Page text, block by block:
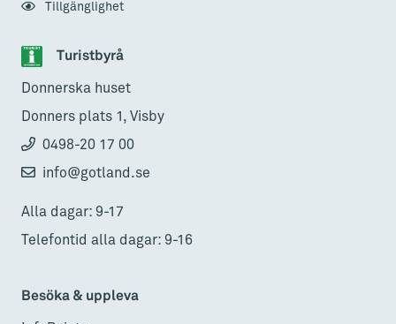
Turistbyrå
Donnerska huset
Donners plats 1, Visby
0498-20 17 00
info@gotland.se
Alla dagar: 9-17
Telefontid alla dagar: 9-16
Besöka & uppleva
Tillgänglighet